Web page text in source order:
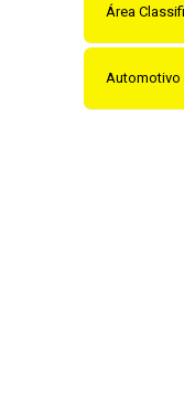
Área
Automotivo